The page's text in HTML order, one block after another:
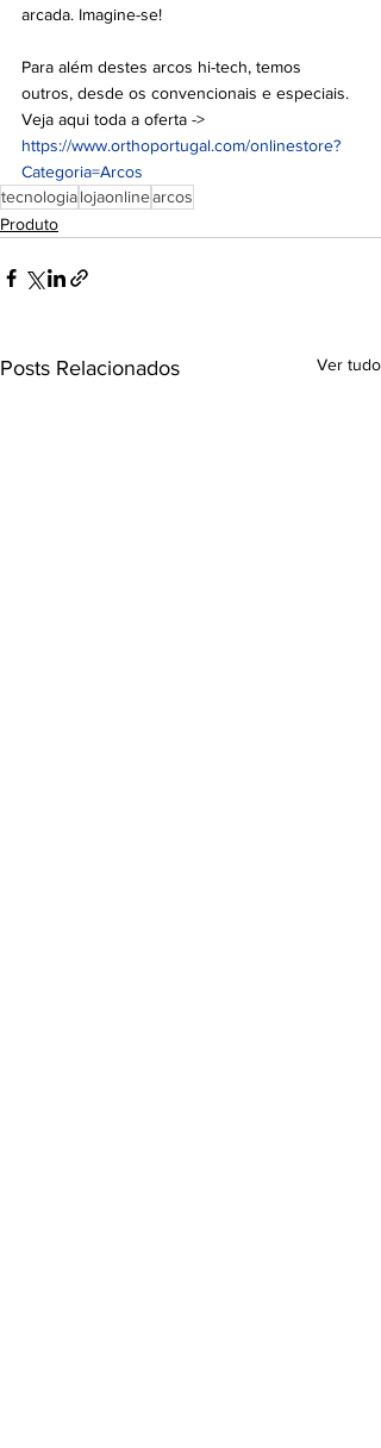
arcada. Imagine-se!
Para além destes arcos hi-tech, temos
outros, desde os convencionais e especiais.
Veja aqui toda a oferta ->
https://www.orthoportugal.com/onlinestore?
Categoria=Arcos
tecnologialojaonlinearcos
Produto
Posts Relacionados Ver tudo